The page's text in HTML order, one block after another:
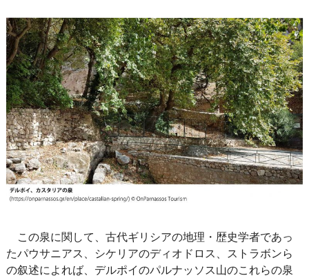
この泉に関して、古代ギリシアの地理・歴史学者であっ
たパウサニアス、シケリアのディオドロス、ストラボンら
の叙述によれば、デルポイのパルナッソス山のこれらの泉